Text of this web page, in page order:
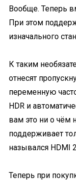
Вообще. Теперь
При этом
изначального
К таким
отнесят
переменную
HDR и
вам это ни о чём
поддерживает
назывался HDMI
Теперь при